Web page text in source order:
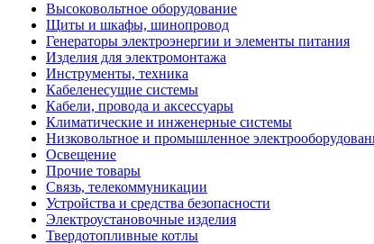
Высоковольтное оборудование
Щиты и шкафы, шинопровод
Генераторы электроэнергии и элементы питания
Изделия для электромонтажа
Инструменты, техника
Кабеленесущие системы
Кабели, провода и аксессуары
Климатические и инженерные системы
Низковольтное и промышленное
Освещение
Прочие товары
Связь, телекоммуникации
Устройства и средства безопасности
Электроустановочные изделия
Твердотопливные котлы